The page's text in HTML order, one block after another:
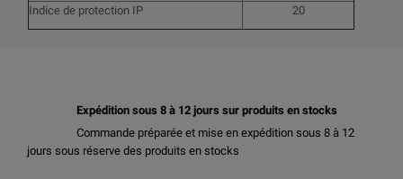
Indice de protection IP 20
Expédition sous 8 à 12 jours sur produits en stocks
Commande préparée et mise en expédition sous 8 à 12
jours sous réserve des produits en stocks